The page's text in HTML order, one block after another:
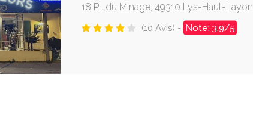
18 Pl. du Minage, 49310 Lys-Haut-Layon
(10 Avis) - Note: 3.9/5